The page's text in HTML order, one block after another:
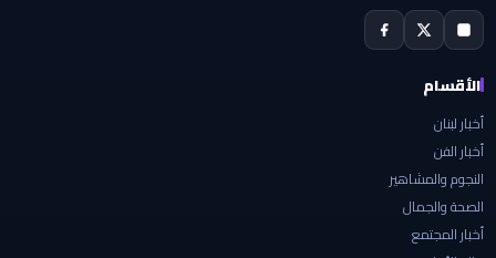
الأقسام
أخبار لبنان
أخبار الفن
النجوم والمشاهير
الصحة والجمال
أخبار المجتمع